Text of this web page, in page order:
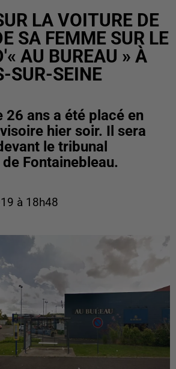
LA VOITURE DE
SA FEMME SUR LE
AU BUREAU » À
SUR-SEINE
26 ans a été placé en
hier soir. Il sera
le tribunal
Fontainebleau.
à 18h48